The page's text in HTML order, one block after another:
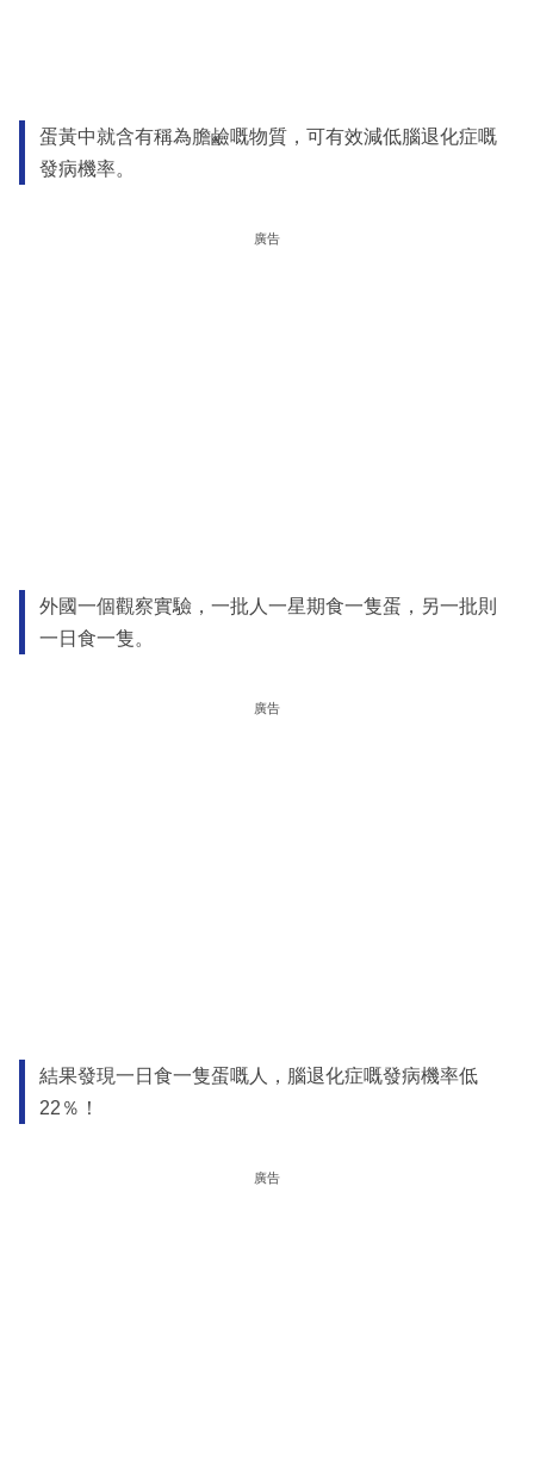
蛋黃中就含有稱為膽鹼嘅物質，可有效減低腦退化症嘅
發病機率。
廣告
外國一個觀察實驗，一批人一星期食一隻蛋，另一批則
一日食一隻。
廣告
結果發現一日食一隻蛋嘅人，腦退化症嘅發病機率低
22％！
廣告